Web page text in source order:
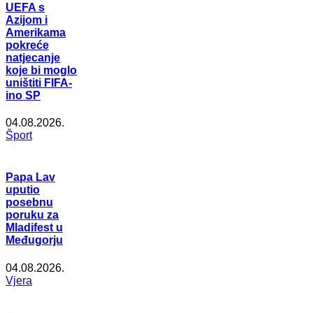
UEFA s
Azijom i
Amerikama
pokreće
natjecanje
koje bi moglo
uništiti FIFA-
ino SP
04.08.2026.
Šport
Papa Lav
uputio
posebnu
poruku za
Mladifest u
Međugorju
04.08.2026.
Vjera